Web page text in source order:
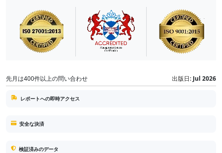
先月は400件以上の問い合わせ 出版日: Jul 2026
レポートへの即時アクセス
安全な決済
検証済みのデータ